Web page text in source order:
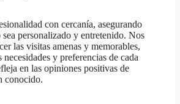
con cercanía, asegurando
personalizado y entretenido. Nos
las visitas amenas y memorables,
necesidades y preferencias de cada
en las opiniones positivas de
conocido.